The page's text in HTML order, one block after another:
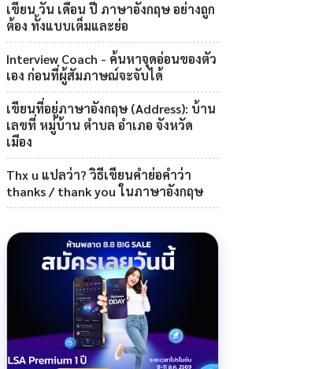
เขียน วัน เดือน ปี ภาษาอังกฤษ อย่างถูก
ต้อง ทั้งแบบเต็มและย่อ
Interview Coach - ค้นหาจุดอ่อนของตัว
เอง ก่อนที่ผู้สัมภาษณ์จะจับได้
เขียนที่อยู่ภาษาอังกฤษ (Address): บ้าน
เลขที่ หมู่บ้าน ตำบล อำเภอ จังหวัด
เมือง
Thx u แปลว่า? วิธีเขียนคำย่อคำว่า
thanks / thank you ในภาษาอังกฤษ